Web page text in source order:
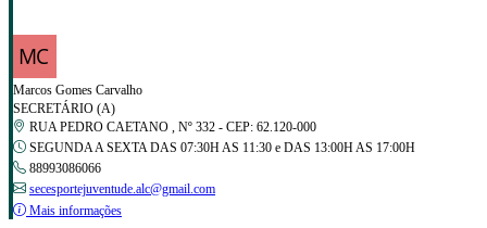
Marcos Gomes Carvalho
SECRETÁRIO (A)
RUA PEDRO CAETANO , Nº 332 - CEP: 62.120-000
SEGUNDA A SEXTA DAS 07:30H AS 11:30 e DAS 13:00H AS 17:00H
88993086066
secesportejuventude.alc@gmail.com
Mais informações